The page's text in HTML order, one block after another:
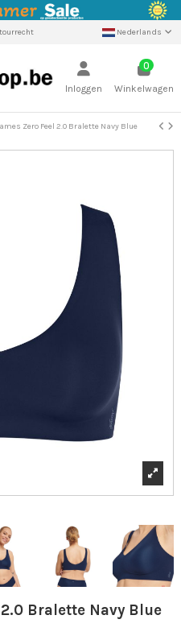
Nederlands
Inloggen
0
Winkelwagen
Zero Feel 2.0 Bralette Navy Blue
Bralette Navy Blue